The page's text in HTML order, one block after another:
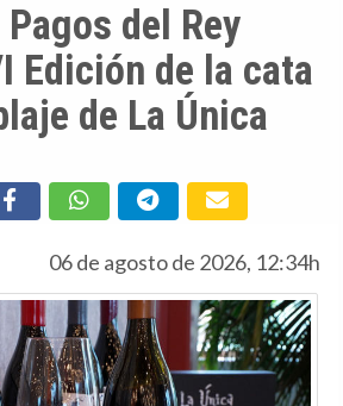
del Rey
Edición de la cata
de La Única
06 de agosto de 2026, 12:34h